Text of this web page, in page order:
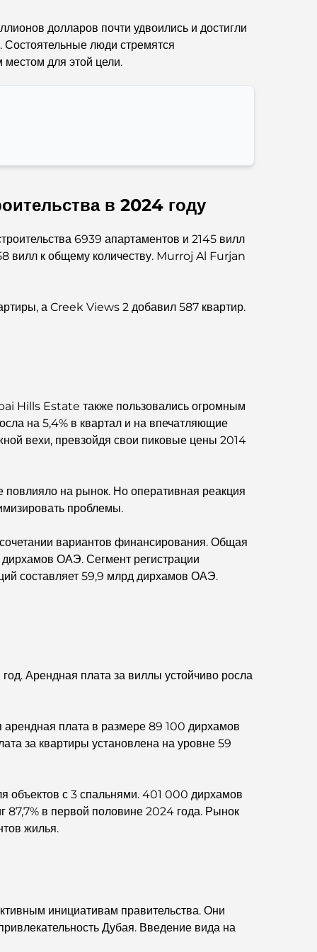
Рестораны с видом на Бурдж-аль-Араб:
Изысканные рестораны в Дубае
Топ-7 тренажерных залов в районе Dubai Hills:
Полное руководство по ресторанам высокой
Откройте для себя лучшие завтраки в районе
Самый дорогой Lamborghini в истории:
полный список коллекционных экземпляров
Лучшие школы рядом с Damac Hills 2:
Лучшие индийские рестораны в Дубае:
кулинарное путешествие.
Лучшие районы Дубая для проживания с
Пятизвездочные отели в Дубае:
непревзойденная роскошь для каждого
Чем заняться в центре Дубая: ваш подробный
путеводитель
сочетание кофе и общения.
долларов почти удвоились и достигли
Состоятельные люди стремятся
для этой цели.
в 2024 году
6939 апартаментов и 2145 вилл
вилл к общему количеству. Murroj Al Furjan
а Creek Views 2 добавил 587 квартир.
Hills Estate также пользовались огромным
на 5,4% в квартал и на впечатляющие
вехи, превзойдя свои пиковые цены 2014
повлияло на рынок. Но оперативная реакция
проблемы.
вариантов финансирования. Общая
ОАЭ. Сегмент регистрации
составляет 59,9 млрд дирхамов ОАЭ.
Арендная плата за виллы устойчиво росла
плата в размере 89 100 дирхамов
за квартиры установлена ​​на уровне 59
объектов с 3 спальнями. 401 000 дирхамов
87,7% в первой половине 2024 года. Рынок
жилья.
инициативам правительства. Они
Дубая. Введение вида на